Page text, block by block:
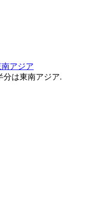
アジア
分は東南アジア.